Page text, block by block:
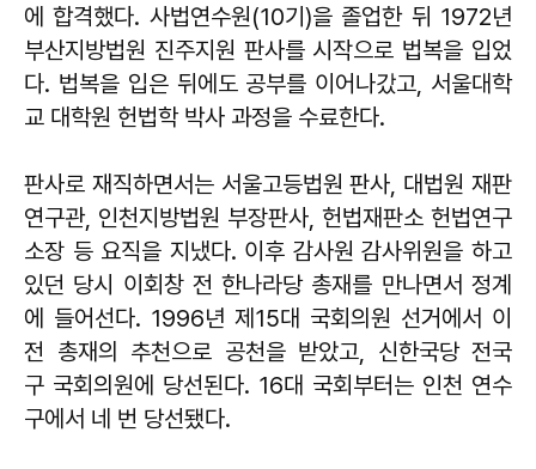
에 합격했다. 사법연수원(10기)을 졸업한 뒤 1972년
부산지방법원 진주지원 판사를 시작으로 법복을 입었
다. 법복을 입은 뒤에도 공부를 이어나갔고, 서울대학
교 대학원 헌법학 박사 과정을 수료한다.
판사로 재직하면서는 서울고등법원 판사, 대법원 재판
연구관, 인천지방법원 부장판사, 헌법재판소 헌법연구
소장 등 요직을 지냈다. 이후 감사원 감사위원을 하고
있던 당시 이회창 전 한나라당 총재를 만나면서 정계
에 들어선다. 1996년 제15대 국회의원 선거에서 이
전 총재의 추천으로 공천을 받았고, 신한국당 전국
구 국회의원에 당선된다. 16대 국회부터는 인천 연수
구에서 네 번 당선됐다.